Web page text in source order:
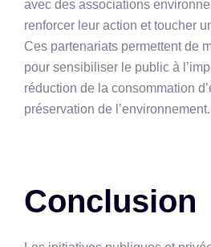
avec des associations
renforcer leur action et toucher
Ces partenariats permettent de
pour sensibiliser le public à
réduction de la consommation
préservation de l’environnement.
Conclusion